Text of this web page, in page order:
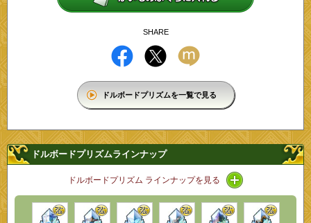
SHARE
ドルボードプリズムを一覧で見る
ドルボードプリズムラインナップ
ドルボードプリズム ラインナップを見る アイコン / ライ